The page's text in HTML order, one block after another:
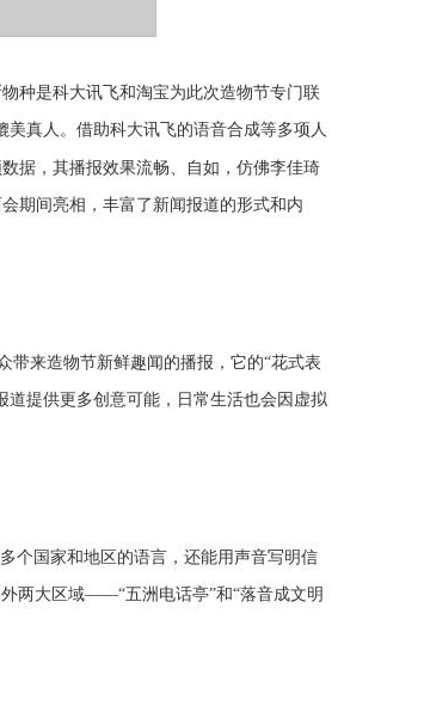
种是科大讯飞和淘宝为此次造物节专门联
美真人。借助科大讯飞的语音合成等多项人
据，其播报效果流畅、自如，仿佛李佳琦
期间亮相， 丰富了新闻报道的形式和内
带来造物节新鲜趣闻的播报，它的“花式表
道提供更多创意可能，日常生活也会因虚拟
个国家和地区的语言，还能用声音写明信
外两大区域——“五洲电话亭”和“落音成文明